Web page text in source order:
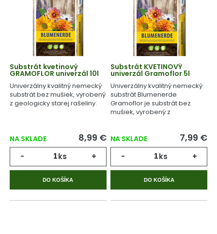
Substrát kvetinový
GRAMOFLOR univerzál 10l
Univerzálny kvalitný nemecký
substrát bez mušiek, vyrobený
z geologicky starej rašeliny.
NA SKLADE 8,99 €
- ks +
DO KOŠÍKA
Substrát KVETINOVÝ
univerzál Gramoflor 5l
Univerzálny kvalitný nemecký
substrát Blumenerde
Gramoflor je substrát bez
mušiek, vyrobený z
NA SKLADE 7,99 €
- ks +
DO KOŠÍKA